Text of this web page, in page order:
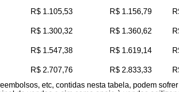
R$ 1.105,53 R$ 1.156,79
R$ 1.300,32 R$ 1.360,62
R$ 1.547,38 R$ 1.619,14
R$ 2.707,76 R$ 2.833,33
etc, contidas nesta tabela, podem